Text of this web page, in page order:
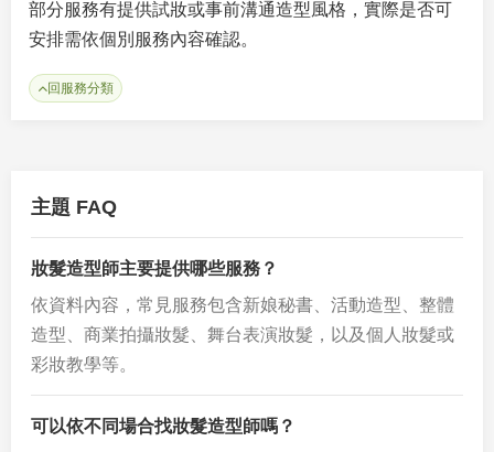
部分服務有提供試妝或事前溝通造型風格，實際是否可
安排需依個別服務內容確認。
回服務分類
主題 FAQ
妝髮造型師主要提供哪些服務？
依資料內容，常見服務包含新娘秘書、活動造型、整體
造型、商業拍攝妝髮、舞台表演妝髮，以及個人妝髮或
彩妝教學等。
可以依不同場合找妝髮造型師嗎？